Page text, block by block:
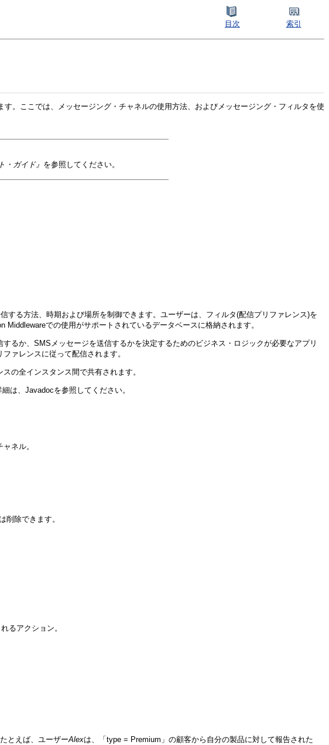
目次 索引
。ここでは、メッセージング・チャネルの使用方法、およびメッセージング・フィルタを使
・ガイド』 を参照してください。
る方法、時期および場所を制御できます。ユーザーは、フィルタ(配信プリファレンス)を
での使用がサポートされているデータベースに格納されます。
るか、SMSメッセージを送信するかを決定するためのビジネス・ロジックが必要なアプリ
ァレンスに従って配信されます。
の全インスタンス間で共有されます。
は、Javadocを参照してください。
ネル。
削除できます。
るアクション。
とえば、ユーザーAlexは、「type = Premium」の顧客から自分の製品に対して報告された